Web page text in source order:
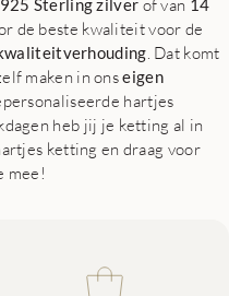
925 Sterling zilver of van 14
de beste kwaliteit voor de
. Dat komt
maken in onseigen
hartjes
heb jij je ketting al in
ketting en draag voor
mee!